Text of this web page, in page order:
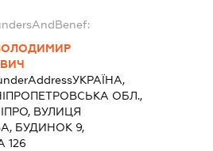
УКРАЇНА,
ОБЛ.,
ВУЛИЦЯ
БУДИНОК 9,
126